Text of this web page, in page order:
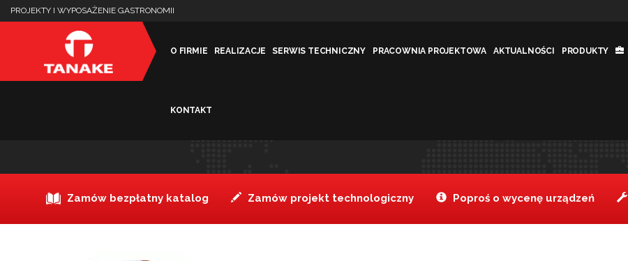
PROJEKTY I WYPOSAŻENIE GASTRONOMII
O FIRMIE REALIZACJE SERWIS TECHNICZNY PRACOWNIA PROJEKTOWA AKTUALNOŚCI PRODUKTY
KONTAKT
Zamów bezpłatny katalog Zamów projekt technologiczny Poproś o wycenę urządzeń